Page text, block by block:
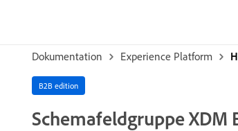
Dokumentation Experience Platform
B2B edition
Schemafeldgruppe XDM